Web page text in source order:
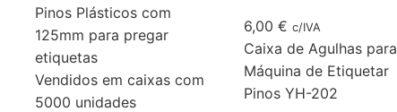
Pinos Plásticos com
125mm para pregar
etiquetas
Vendidos em caixas com
5000 unidades
6,00 € c/IVA
Caixa de Agulhas para
Máquina de Etiquetar
Pinos YH-202